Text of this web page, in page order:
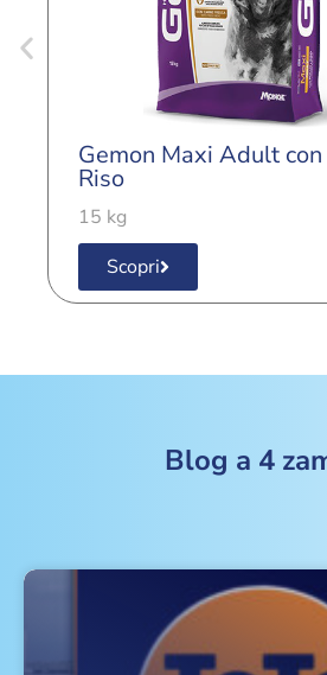
Gemon Maxi Adult
Riso
15 kg
Scopri
Blog a 4